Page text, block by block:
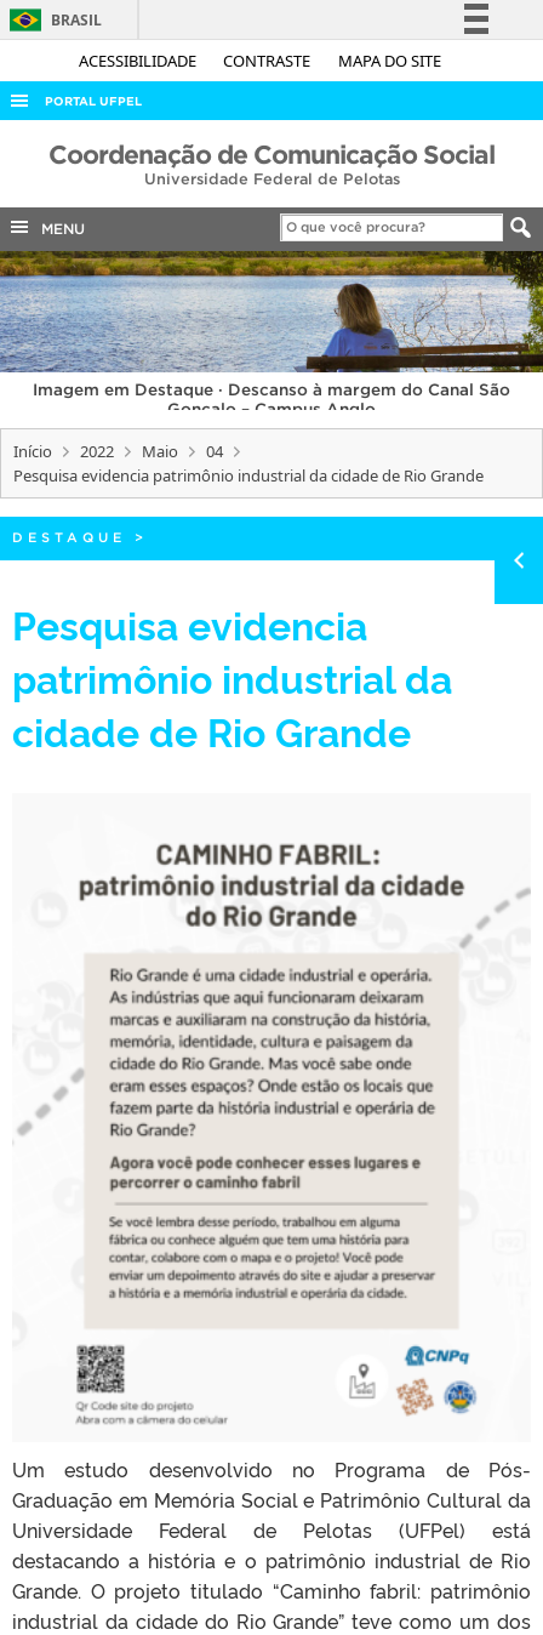
ACESSIBILIDADE CONTRASTE MAPA DO SITE
BRASIL
Simplifique!
Acesso à informação
Legislação
Canais
PORTAL UFPEL
ACESSO À INFORMAÇÃO
COBALTO
CONCURSOS
EDITAIS
INTERNACIONAL
OUVIDORIA
PORTARIAS
TELEFONES
Coordenação de Comunicação Social
Universidade Federal de Pelotas
MENU
Imagem em Destaque · Descanso à margem do Canal São
Gonçalo – Campus Anglo
Início 2022 Maio
04
Pesquisa evidencia patrimônio industrial da cidade de Rio Grande
DESTAQUE >
Pesquisa evidencia
patrimônio industrial da
cidade de Rio Grande
Um estudo desenvolvido no Programa de Pós-
Graduação em Memória Social e Patrimônio Cultural da
Universidade Federal de Pelotas (UFPel) está
destacando a história e o patrimônio industrial de Rio
Grande. O projeto titulado “Caminho fabril: patrimônio
industrial da cidade do Rio Grande” teve como um dos